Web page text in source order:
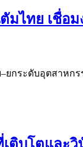
มไทย เชื่อ
ยกระดับอุตสาหก
ติบโตและ